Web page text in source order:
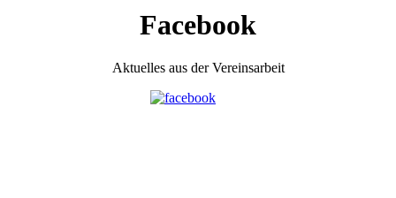
Facebook
Aktuelles aus der Vereinsarbeit